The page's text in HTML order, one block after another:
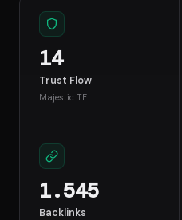
14
Trust Flow
Majestic TF
1.545
Backlinks